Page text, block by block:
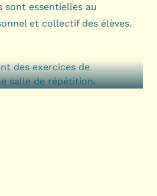
sont essentielles au
et collectif des élèves.